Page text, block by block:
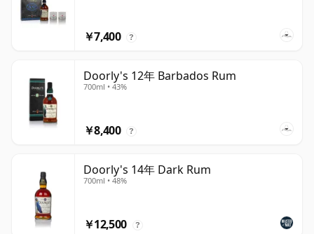
￥7,400 ?
Doorly's 12年 Barbados Rum
700ml • 43%
￥8,400 ?
Doorly's 14年 Dark Rum
700ml • 48%
￥12,500 ?